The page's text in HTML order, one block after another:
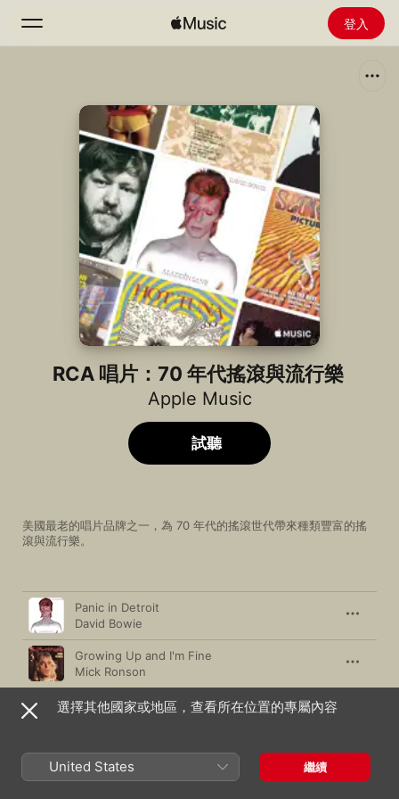
登入
安裝 Apple Music
RCA 唱片：70 年代搖滾與流行樂
Apple Music
美國最老的唱片品牌之一，為 70 年代的搖滾世代帶來種類豐富的搖
滾與流行樂。
試聽
歌曲 時間
Panic in Detroit
David Bowie
Growing Up and I'm Fine
Mick Ronson
Caroline Says I
Neighborhood Threat
Iggy Pop
選擇其他國家或地區，查看所在位置的專屬內容
United States 繼續